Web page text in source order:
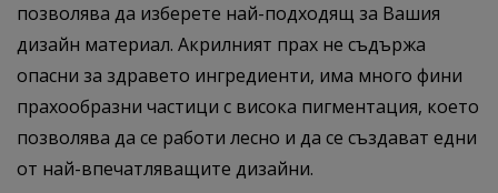
позволява да изберете най-подходящ за Вашия
дизайн материал. Акрилният прах не съдържа
опасни за здравето ингредиенти, има много фини
прахообразни частици с висока пигментация, което
позволява да се работи лесно и да се създават едни
от най-впечатляващите дизайни.